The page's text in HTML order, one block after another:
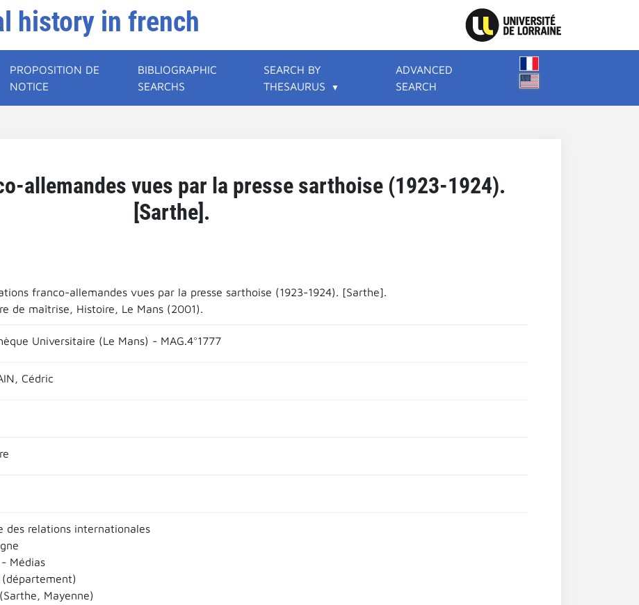
history in french
PROPOSITION DE
NOTICE
BIBLIOGRAPHIC
SEARCHS
SEARCH BY
THESAURUS
ADVANCED
SEARCH
allemandes vues par la presse sarthoise (1923-1924).
[Sarthe].
franco-allemandes vues par la presse sarthoise (1923-1924). [Sarthe].
de maîtrise, Histoire, Le Mans (2001).
Universitaire (Le Mans) - MAG.4°1777
Cédric
des relations internationales
- Médias
(département)
Mayenne)